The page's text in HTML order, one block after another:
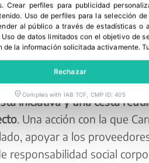
chequeAhorro la cantidad
iniciativa y una cesta
. Una acción con la que
apoyar a los
responsabilidad social
. Crear perfiles para publicidad
. Uso de perfiles para la selección
al público a través de estadísticas
Uso de datos limitados con el objetivo de
de la información solicitada activamente.
Rechazar
Complies with IAB TCF, CMP ID: 405